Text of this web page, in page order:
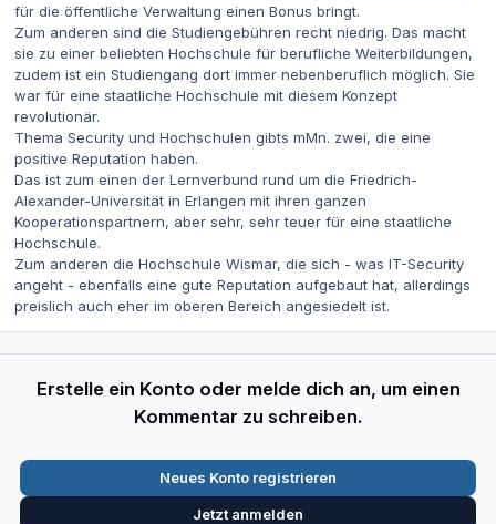
für die öffentliche Verwaltung einen Bonus bringt.
Zum anderen sind die Studiengebühren recht niedrig. Das macht
sie zu einer beliebten Hochschule für berufliche Weiterbildungen,
zudem ist ein Studiengang dort immer nebenberuflich möglich. Sie
war für eine staatliche Hochschule mit diesem Konzept
revolutionär.
Thema Security und Hochschulen gibts mMn. zwei, die eine
positive Reputation haben.
Das ist zum einen der Lernverbund rund um die Friedrich-
Alexander-Universität in Erlangen mit ihren ganzen
Kooperationspartnern, aber sehr, sehr teuer für eine staatliche
Hochschule.
Zum anderen die Hochschule Wismar, die sich - was IT-Security
angeht - ebenfalls eine gute Reputation aufgebaut hat, allerdings
preislich auch eher im oberen Bereich angesiedelt ist.
Erstelle ein Konto oder melde dich an, um einen
Kommentar zu schreiben.
Neues Konto registrieren
Jetzt anmelden